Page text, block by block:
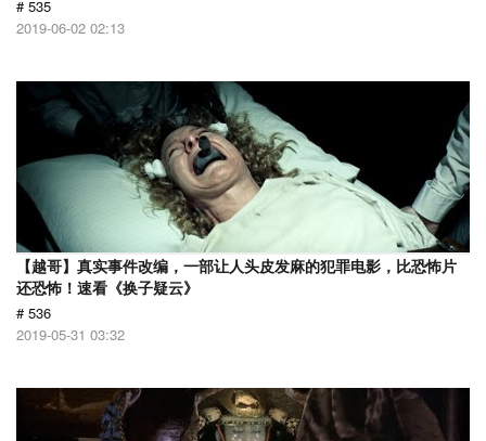
# 535
2019-06-02 02:13
【越哥】真实事件改编，一部让人头皮发麻的犯罪电影，比恐怖片
还恐怖！速看《换子疑云》
# 536
2019-05-31 03:32